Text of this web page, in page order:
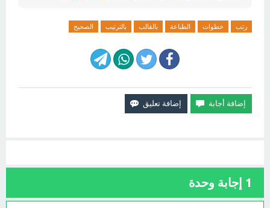
رتب خطوات الطباعة بالقالب بالترتيب الصحيح
1 إجابة وحدة